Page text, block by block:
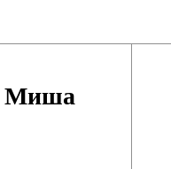
Миша